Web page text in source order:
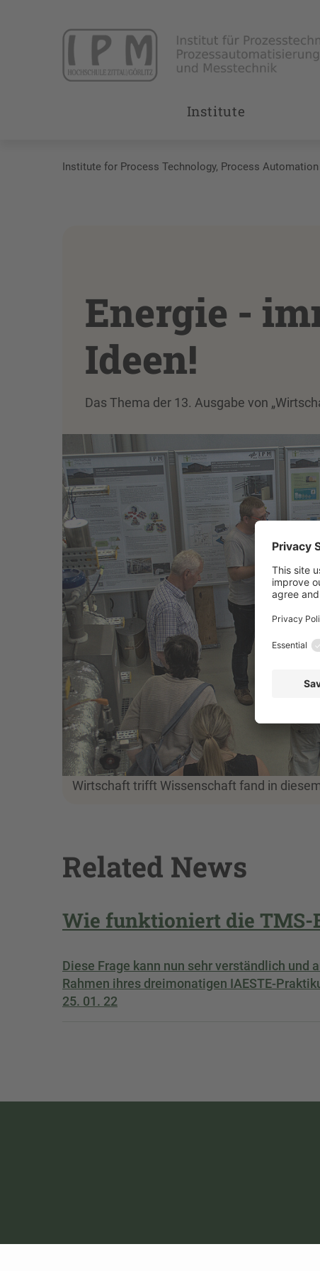
Institute
Institute for Process Technology, Process
Energie -
Ideen!
Das Thema der 13. Ausgabe von
Wirtschaft trifft Wissenschaft fand in
Related News
Wie funktioniert die TMS-
Diese Frage kann nun sehr verständlich
Rahmen ihres dreimonatigen IAESTE-
25. 01. 22